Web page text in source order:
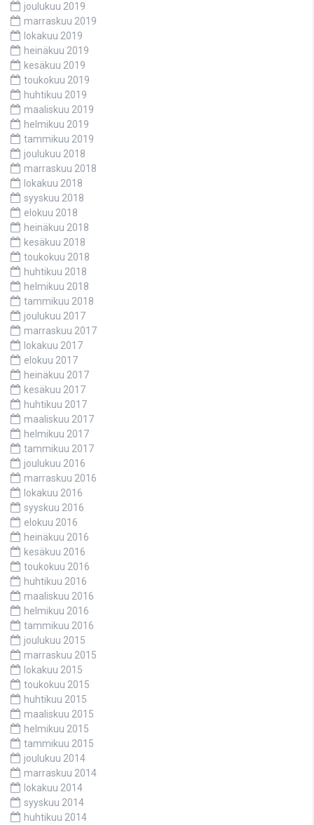
joulukuu 2019
marraskuu 2019
lokakuu 2019
heinäkuu 2019
kesäkuu 2019
toukokuu 2019
huhtikuu 2019
maaliskuu 2019
helmikuu 2019
tammikuu 2019
joulukuu 2018
marraskuu 2018
lokakuu 2018
syyskuu 2018
elokuu 2018
heinäkuu 2018
kesäkuu 2018
toukokuu 2018
huhtikuu 2018
helmikuu 2018
tammikuu 2018
joulukuu 2017
marraskuu 2017
lokakuu 2017
elokuu 2017
heinäkuu 2017
kesäkuu 2017
huhtikuu 2017
maaliskuu 2017
helmikuu 2017
tammikuu 2017
joulukuu 2016
marraskuu 2016
lokakuu 2016
syyskuu 2016
elokuu 2016
heinäkuu 2016
kesäkuu 2016
toukokuu 2016
huhtikuu 2016
maaliskuu 2016
helmikuu 2016
tammikuu 2016
joulukuu 2015
marraskuu 2015
lokakuu 2015
toukokuu 2015
huhtikuu 2015
maaliskuu 2015
helmikuu 2015
tammikuu 2015
joulukuu 2014
marraskuu 2014
lokakuu 2014
syyskuu 2014
huhtikuu 2014